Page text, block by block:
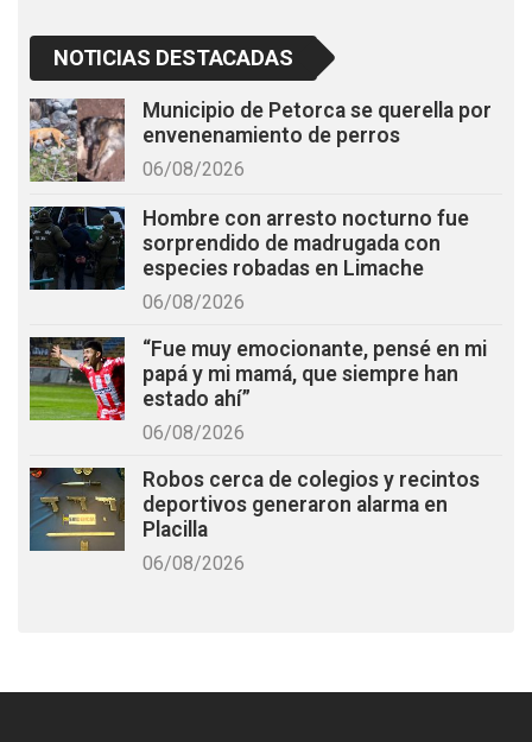
NOTICIAS DESTACADAS
Municipio de Petorca se querella por
envenenamiento de perros
06/08/2026
Hombre con arresto nocturno fue
sorprendido de madrugada con
especies robadas en Limache
06/08/2026
“Fue muy emocionante, pensé en mi
papá y mi mamá, que siempre han
estado ahí”
06/08/2026
Robos cerca de colegios y recintos
deportivos generaron alarma en
Placilla
06/08/2026